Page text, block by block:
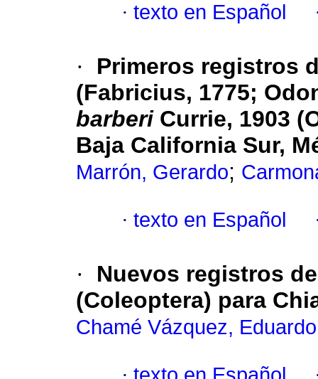
· texto en Español
·
Primeros registros
(Fabricius, 1775;
barberiCurrie, 1903
Baja California Sur,
Marrón, Gerardo;
· texto en Español
·
Nuevos registros
(Coleoptera) para
Chamé Vázquez,